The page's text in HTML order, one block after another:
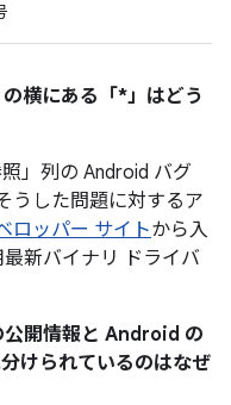
横にある「*」はどう
」 列の Android バグ
うした問題に対するア
ロッパー サイトから入
新バイナリ ドライバ
公開情報と Android の
けられているのはなぜ